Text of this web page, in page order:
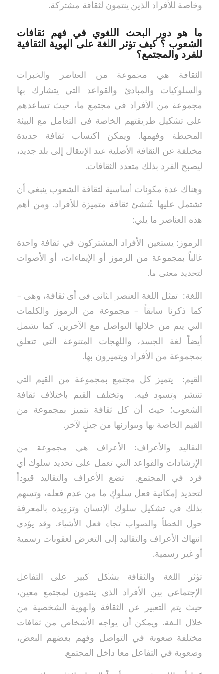
وخاصة للأفراد الذين ينتمون لثقافة مشتركة.
ما هو دور البحث اللغوي في فهم ثقافات
الشعوب ؟ كيف تؤثر اللغة على الهوية الثقافية
للفرد والمجتمع؟
الثقافة هي مجموعة من العناصر والخبرات
والسلوكيات والمبادئ والقواعد التي يتشارك بها
مجموعة من الأفراد في مجتمع ما، حيث تساعدهم
على تشكيل طريقتهم الخاصة في التعامل مع البيئة
المحيطة وفهمها. ويمكن اكتساب ثقافة جديدة
مختلفة عن الثقافة الأصلية عند الإنتقال إلى بلد جديد،
ليصبح الفرد بذلك متعدد الثقافات.
وهناك عدة مكونات أساسية لثقافة الشعوب ينبغي أن
تشتمل عليها لتُنشئ ثقافة متميزة للأفراد. ومن أهم
هذه العناصر ما يلي:
الرموز: يستعين الأفراد المشتركون في ثقافة واحدة
غالباً بمجموعة من الرموز أو الإيماءات، أو الأصوات
لتحديد معنى ما.
اللغة: تمثل اللغة العنصر الثاني في أي ثقافة، وهي –
كما ذكرنا سابقاً – مجموعة من الرموز والكلمات
التي يتم من خلالها التواصل مع الآخرين. كما تشمل
أيضاً لغة الجسد، واللهجات المتنوعة التي تتعلق
بمجموعة من الأفراد ويتميزون بها.
القيم: يتميز كل مجتمع بمجموعة من القيم التي
تنتشر وتسود فيه. وتختلف القيم باختلاف ثقافة
الشعوب؛ حيث أن كل ثقافة تتميز بمجموعة من
القيم الخاصة بها وتتوارثها من جيلٍ لآخر.
التقاليد والأعراف: الأعراف هي مجموعة من
الإرشادات والقواعد التي تعمل على تحديد سلوك أي
فرد في المجتمع. تضع الأعراف والتقاليد قيوداً
لتحديد إمكانية فعل سلوكٍ ما من عدم فعله، وتسهم
بذلك في تشكيل سلوك الإنسان وتزويده بالمعرفة
حول الخطأ والصواب تجاه فعل الأشياء. وقد يؤدي
انتهاك الأعراف والتقاليد إلى التعرض لعقوبات رسمية
أو غير رسمية.
تؤثر اللغة والثقافة بشكل كبير على التفاعل
الإجتماعي بين الأفراد الذي ينتمون لمجتمع معين،
حيث يتم التعبير عن الثقافة والهوية الشخصية من
خلال اللغة. ويمكن أن يواجه الأشخاص من ثقافات
مختلفة صعوبة في التواصل وفهم بعضهم البعض،
وصعوبة في التفاعل معا داخل المجتمع.